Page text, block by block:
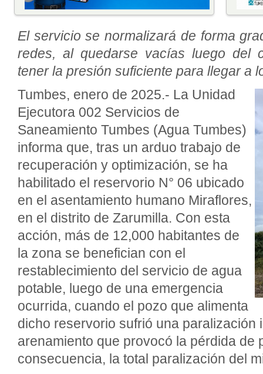
El servicio se normalizará de forma
redes, al quedarse vacías luego del
tener la presión suficiente para llegar a
Tumbes, enero de 2025.- La Unidad
Ejecutora 002 Servicios de
Saneamiento Tumbes (Agua Tumbes)
informa que, tras un arduo trabajo de
recuperación y optimización, se ha
habilitado el reservorio N° 06 ubicado
en el asentamiento humano Miraflores,
en el distrito de Zarumilla. Con esta
acción, más de 12,000 habitantes de
la zona se benefician con el
restablecimiento del servicio de agua
potable, luego de una emergencia
ocurrida, cuando el pozo que alimenta
dicho reservorio sufrió una paralización
arenamiento que provocó la pérdida de
consecuencia, la total paralización del